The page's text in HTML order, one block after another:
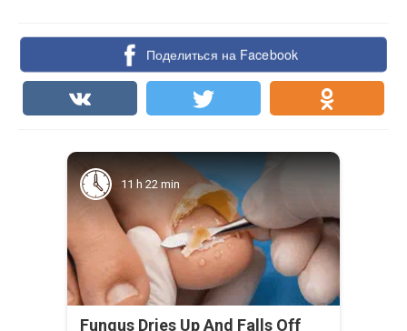
Поделиться на Facebook
11 h 22 min
Fungus Dries Up And Falls Off